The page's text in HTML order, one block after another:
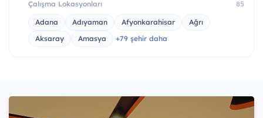
Çalışma Lokasyonları 85
Adana Adıyaman Afyonkarahisar
Ağrı
Aksaray
Amasya +79 şehir daha